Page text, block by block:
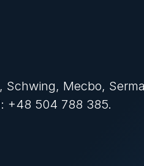
Schwing, Mecbo,
+48 504 788 385.